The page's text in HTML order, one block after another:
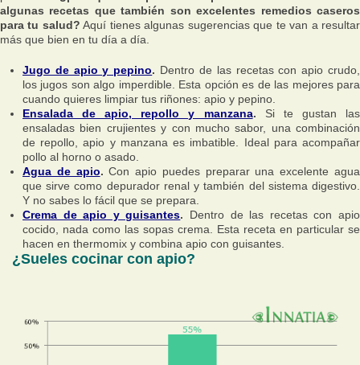
algunas recetas que también son excelentes remedios caseros
para tu salud? Aquí tienes algunas sugerencias que te van a resultar
más que bien en tu día a día.
Jugo de apio y pepino. Dentro de las recetas con apio crudo,
los jugos son algo imperdible. Esta opción es de las mejores para
cuando quieres limpiar tus riñones: apio y pepino.
Ensalada de apio, repollo y manzana. Si te gustan las
ensaladas bien crujientes y con mucho sabor, una combinación
de repollo, apio y manzana es imbatible. Ideal para acompañar
pollo al horno o asado.
Agua de apio. Con apio puedes preparar una excelente agua
que sirve como depurador renal y también del sistema digestivo.
Y no sabes lo fácil que se prepara.
Crema de apio y guisantes. Dentro de las recetas con apio
cocido, nada como las sopas crema. Esta receta en particular se
hacen en thermomix y combina apio con guisantes.
¿Sueles cocinar con apio?